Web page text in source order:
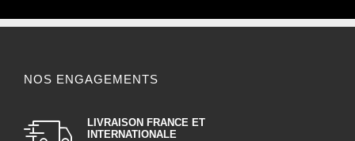
NOS ENGAGEMENTS
LIVRAISON FRANCE ET
INTERNATIONALE